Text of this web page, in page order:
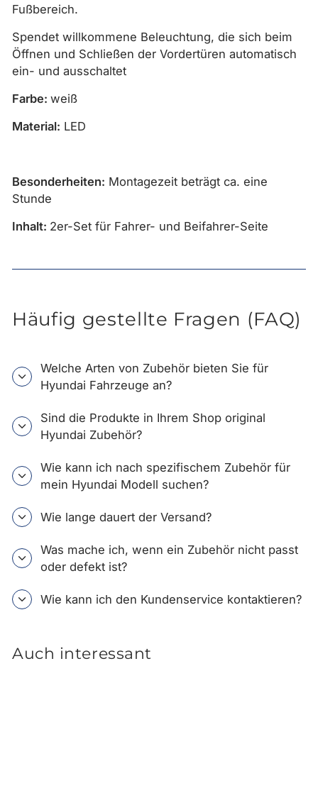
Fußbereich.
Spendet willkommene Beleuchtung, die sich beim
Öffnen und Schließen der Vordertüren automatisch
ein- und ausschaltet
Farbe: weiß
Material: LED
Besonderheiten: Montagezeit beträgt ca. eine
Stunde
Inhalt: 2er-Set für Fahrer- und Beifahrer-Seite
Häufig gestellte Fragen (FAQ)
Welche Arten von Zubehör bieten Sie für
Hyundai Fahrzeuge an?
Sind die Produkte in Ihrem Shop original
Hyundai Zubehör?
Wie kann ich nach spezifischem Zubehör für
mein Hyundai Modell suchen?
Wie lange dauert der Versand?
Was mache ich, wenn ein Zubehör nicht passt
oder defekt ist?
Wie kann ich den Kundenservice kontaktieren?
Auch interessant